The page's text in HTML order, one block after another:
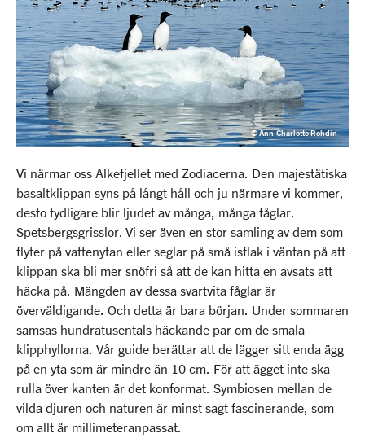
Vi närmar oss Alkefjellet med Zodiacerna. Den majestätiska
basaltklippan syns på långt håll och ju närmare vi kommer,
desto tydligare blir ljudet av många, många fåglar.
Spetsbergsgrisslor. Vi ser även en stor samling av dem som
flyter på vattenytan eller seglar på små isflak i väntan på att
klippan ska bli mer snöfri så att de kan hitta en avsats att
häcka på. Mängden av dessa svartvita fåglar är
överväldigande. Och detta är bara början. Under sommaren
samsas hundratusentals häckande par om de smala
klipphyllorna. Vår guide berättar att de lägger sitt enda ägg
på en yta som är mindre än 10 cm. För att ägget inte ska
rulla över kanten är det konformat. Symbiosen mellan de
vilda djuren och naturen är minst sagt fascinerande, som
om allt är millimeteranpassat.
© Ann-Charlotte Rohdin